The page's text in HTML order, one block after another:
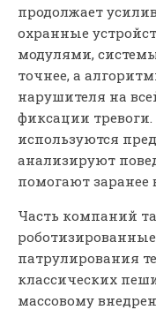
продолжает
охранные
модулями,
точнее, а
нарушителя на
фиксации
используются
анализируют
помогают заранее
Часть компаний
патрулирования
классических
массовому